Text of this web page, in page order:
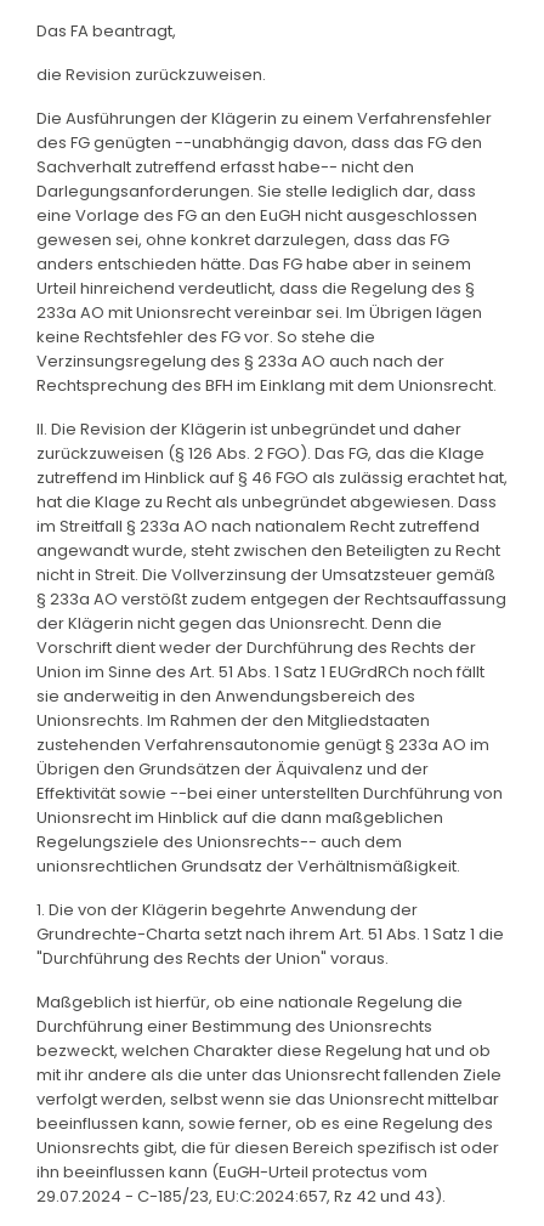
Das FA beantragt,
die Revision zurückzuweisen.
Die Ausführungen der Klägerin zu einem Verfahrensfehler
des FG genügten --unabhängig davon, dass das FG den
Sachverhalt zutreffend erfasst habe-- nicht den
Darlegungsanforderungen. Sie stelle lediglich dar, dass
eine Vorlage des FG an den EuGH nicht ausgeschlossen
gewesen sei, ohne konkret darzulegen, dass das FG
anders entschieden hätte. Das FG habe aber in seinem
Urteil hinreichend verdeutlicht, dass die Regelung des §
233a AO mit Unionsrecht vereinbar sei. Im Übrigen lägen
keine Rechtsfehler des FG vor. So stehe die
Verzinsungsregelung des § 233a AO auch nach der
Rechtsprechung des BFH im Einklang mit dem Unionsrecht.
II. Die Revision der Klägerin ist unbegründet und daher
zurückzuweisen (§ 126 Abs. 2 FGO). Das FG, das die Klage
zutreffend im Hinblick auf § 46 FGO als zulässig erachtet hat,
hat die Klage zu Recht als unbegründet abgewiesen. Dass
im Streitfall § 233a AO nach nationalem Recht zutreffend
angewandt wurde, steht zwischen den Beteiligten zu Recht
nicht in Streit. Die Vollverzinsung der Umsatzsteuer gemäß
§ 233a AO verstößt zudem entgegen der Rechtsauffassung
der Klägerin nicht gegen das Unionsrecht. Denn die
Vorschrift dient weder der Durchführung des Rechts der
Union im Sinne des Art. 51 Abs. 1 Satz 1 EUGrdRCh noch fällt
sie anderweitig in den Anwendungsbereich des
Unionsrechts. Im Rahmen der den Mitgliedstaaten
zustehenden Verfahrensautonomie genügt § 233a AO im
Übrigen den Grundsätzen der Äquivalenz und der
Effektivität sowie --bei einer unterstellten Durchführung von
Unionsrecht im Hinblick auf die dann maßgeblichen
Regelungsziele des Unionsrechts-- auch dem
unionsrechtlichen Grundsatz der Verhältnismäßigkeit.
1. Die von der Klägerin begehrte Anwendung der
Grundrechte-Charta setzt nach ihrem Art. 51 Abs. 1 Satz 1 die
"Durchführung des Rechts der Union" voraus.
Maßgeblich ist hierfür, ob eine nationale Regelung die
Durchführung einer Bestimmung des Unionsrechts
bezweckt, welchen Charakter diese Regelung hat und ob
mit ihr andere als die unter das Unionsrecht fallenden Ziele
verfolgt werden, selbst wenn sie das Unionsrecht mittelbar
beeinflussen kann, sowie ferner, ob es eine Regelung des
Unionsrechts gibt, die für diesen Bereich spezifisch ist oder
ihn beeinflussen kann (EuGH-Urteil protectus vom
29.07.2024 - C-185/23, EU:C:2024:657, Rz 42 und 43).